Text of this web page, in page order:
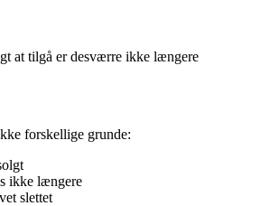
at tilgå er desværre ikke længere
forskellige grunde:
ikke længere
slettet